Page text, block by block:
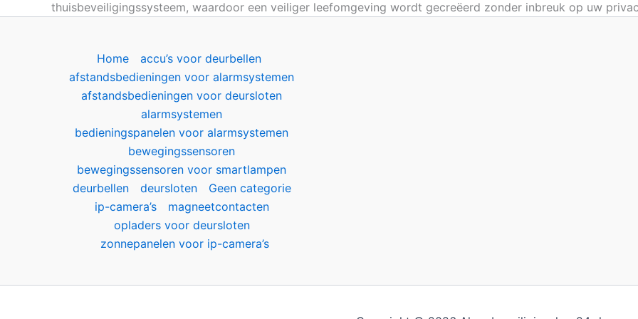
thuisbeveiligingssysteem, waardoor een veiliger leefomgeving wordt gecreëerd zonder inbreuk op uw
Home
accu’s voor deurbellen
afstandsbedieningen voor alarmsystemen
afstandsbedieningen voor deursloten
alarmsystemen
bedieningspanelen voor alarmsystemen
bewegingssensoren
bewegingssensoren voor smartlampen
deurbellen
deursloten
Geen categorie
ip-camera’s
magneetcontacten
opladers voor deursloten
zonnepanelen voor ip-camera’s